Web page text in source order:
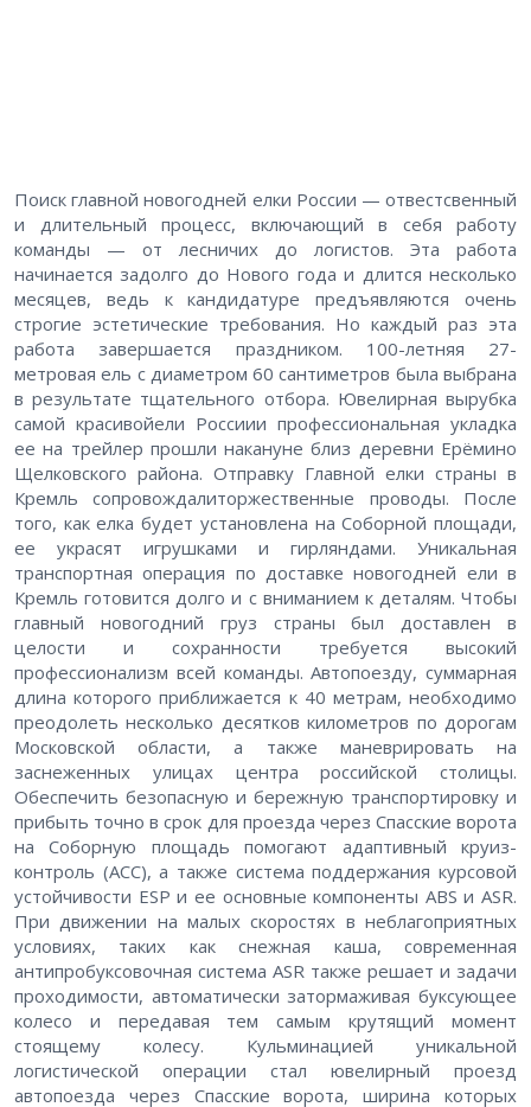
Поиск главной новогодней елки России — отвестсвенный
и длительный процесс, включающий в себя работу
команды — от лесничих до логистов. Эта работа
начинается задолго до Нового года и длится несколько
месяцев, ведь к кандидатуре предъявляются очень
строгие эстетические требования. Но каждый раз эта
работа завершается праздником. 100-летняя 27-
метровая ель с диаметром 60 сантиметров была выбрана
в результате тщательного отбора. Ювелирная вырубка
самой красивойели Россиии профессиональная укладка
ее на трейлер прошли накануне близ деревни Ерёмино
Щелковского района. Отправку Главной елки страны в
Кремль сопровождалиторжественные проводы. После
того, как елка будет установлена на Соборной площади,
ее украсят игрушками и гирляндами. Уникальная
транспортная операция по доставке новогодней ели в
Кремль готовится долго и с вниманием к деталям. Чтобы
главный новогодний груз страны был доставлен в
целости и сохранности требуется высокий
профессионализм всей команды. Автопоезду, суммарная
длина которого приближается к 40 метрам, необходимо
преодолеть несколько десятков километров по дорогам
Московской области, а также маневрировать на
заснеженных улицах центра российской столицы.
Обеспечить безопасную и бережную транспортировку и
прибыть точно в срок для проезда через Спасские ворота
на Соборную площадь помогают адаптивный круиз-
контроль (ACC), а также система поддержания курсовой
устойчивости ESP и ее основные компоненты ABS и ASR.
При движении на малых скоростях в неблагоприятных
условиях, таких как снежная каша, современная
антипробуксовочная система ASR также решает и задачи
проходимости, автоматически затормаживая буксующее
колесо и передавая тем самым крутящий момент
стоящему колесу. Кульминацией уникальной
логистической операции стал ювелирный проезд
автопоезда через Спасские ворота, ширина которых